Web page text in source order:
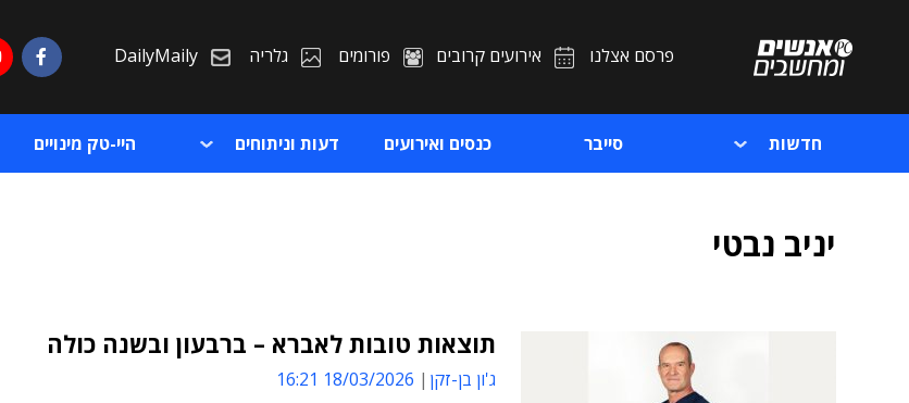
פרסם אצלנו אירועים קרובים פורומים גלריה DailyMaily
חדשות סייבר כנסים ואירועים דעות וניתוחים היי-טק מינויים
יניב נבטי
תוצאות טובות לאברא – ברבעון ובשנה כולה
ג'ון בן-זקן 18/03/2026 16:21